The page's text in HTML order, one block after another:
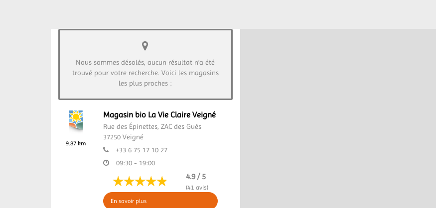
Nous sommes désolés, aucun résultat n’a été
trouvé pour votre recherche. Voici les magasins
les plus proches :
9.87 km
Magasin bio La Vie Claire Veigné
Rue des Épinettes, ZAC des Gués
37250 Veigné
+33 6 75 17 10 27
09:30 - 19:00
4.9 / 5
(41 avis)
En savoir plus